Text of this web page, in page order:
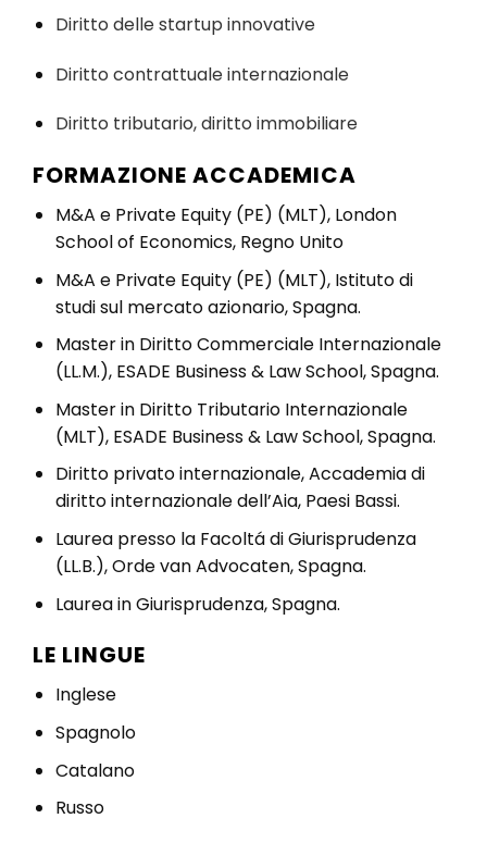
Diritto delle startup innovative
Diritto contrattuale internazionale
Diritto tributario, diritto immobiliare
FORMAZIONE ACCADEMICA
M&A e Private Equity (PE) (MLT), London
School of Economics, Regno Unito
M&A e Private Equity (PE) (MLT), Istituto di
studi sul mercato azionario, Spagna.
Master in Diritto Commerciale Internazionale
(LL.M.), ESADE Business & Law School, Spagna.
Master in Diritto Tributario Internazionale
(MLT), ESADE Business & Law School, Spagna.
Diritto privato internazionale, Accademia di
diritto internazionale dell’Aia, Paesi Bassi.
Laurea presso la Facoltá di Giurisprudenza
(LL.B.), Orde van Advocaten, Spagna.
Laurea in Giurisprudenza, Spagna.
LE LINGUE
Inglese
Spagnolo
Catalano
Russo